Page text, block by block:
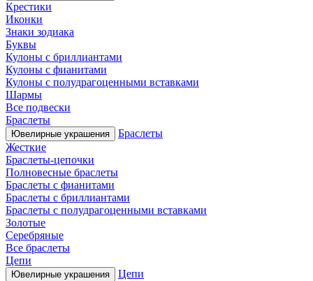
Крестики
Иконки
Знаки зодиака
Буквы
Кулоны с бриллиантами
Кулоны с фианитами
Кулоны с полудрагоценными вставками
Шармы
Все подвески
Браслеты
Ювелирные украшения
Браслеты
Жесткие
Браслеты-цепочки
Полновесные браслеты
Браслеты с фианитами
Браслеты с бриллиантами
Браслеты с полудрагоценными вставками
Золотые
Серебряные
Все браслеты
Цепи
Ювелирные украшения
Цепи